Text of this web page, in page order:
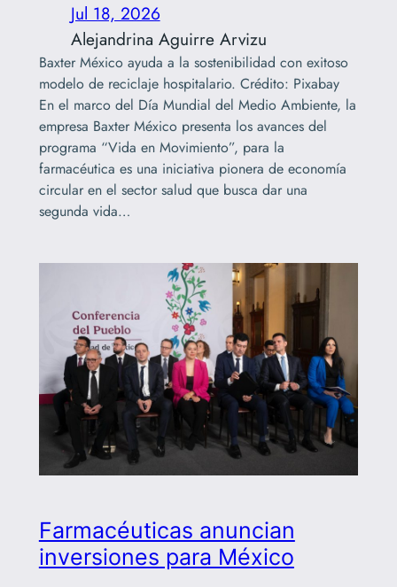
Jul 18, 2026
Alejandrina Aguirre Arvizu
Baxter México ayuda a la sostenibilidad con exitoso
modelo de reciclaje hospitalario. Crédito: Pixabay
En el marco del Día Mundial del Medio Ambiente, la
empresa Baxter México presenta los avances del
programa “Vida en Movimiento”, para la
farmacéutica es una iniciativa pionera de economía
circular en el sector salud que busca dar una
segunda vida…
Farmacéuticas anuncian
inversiones para México